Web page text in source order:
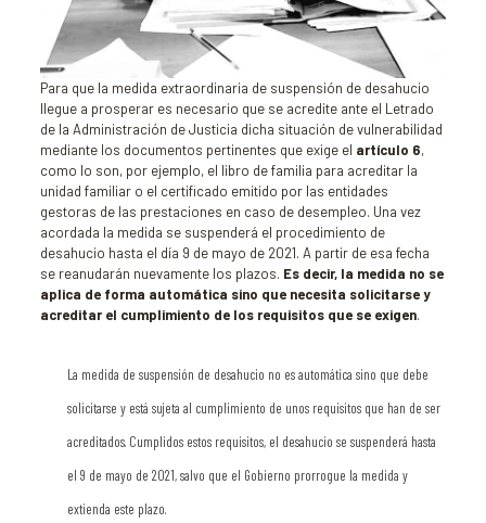
Para que la medida extraordinaria de suspensión de desahucio
llegue a prosperar es necesario que se acredite ante el Letrado
de la Administración de Justicia dicha situación de vulnerabilidad
mediante los documentos pertinentes que exige el artículo 6,
como lo son, por ejemplo, el libro de familia para acreditar la
unidad familiar o el certificado emitido por las entidades
gestoras de las prestaciones en caso de desempleo. Una vez
acordada la medida se suspenderá el procedimiento de
desahucio hasta el día 9 de mayo de 2021. A partir de esa fecha
se reanudarán nuevamente los plazos. Es decir, la medida no se
aplica de forma automática sino que necesita solicitarse y
acreditar el cumplimiento de los requisitos que se exigen.
La medida de suspensión de desahucio no es automática sino que debe
solicitarse y está sujeta al cumplimiento de unos requisitos que han de ser
acreditados. Cumplidos estos requisitos, el desahucio se suspenderá hasta
el 9 de mayo de 2021, salvo que el Gobierno prorrogue la medida y
extienda este plazo.